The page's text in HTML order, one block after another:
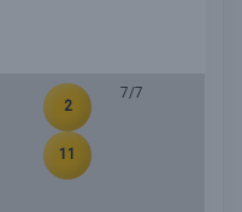
2
11
7/7